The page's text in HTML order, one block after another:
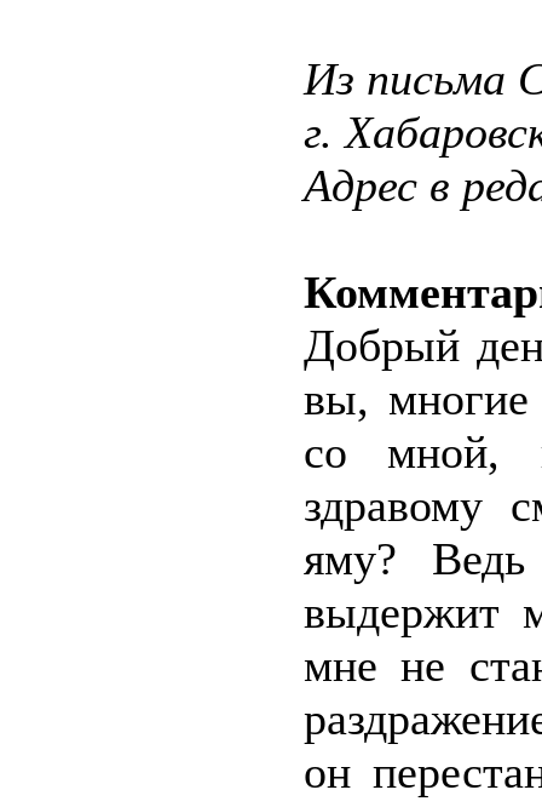
Из письма
г.
Адрес в
Добрый
вы, многие
со мной,
здравому
яму?
выдержит
мне не
он